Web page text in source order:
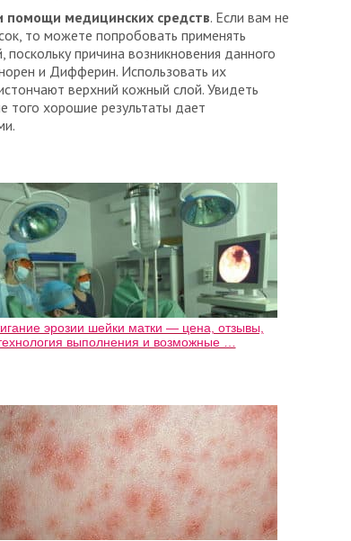
медицинских средств. Если вам не
то можете попробовать применять
причина возникновения данного
и Дифферин. Использовать их
верхний кожный слой. Увидеть
того хорошие результаты дает
эрозии шейки матки — цена, отзывы,
выполнения и возможные …